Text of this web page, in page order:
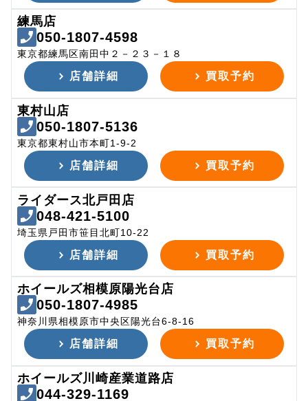
練馬店
050-1807-4598
東京都練馬区南田中２－２３－１８
店舗詳細 買取予約
東村山店
050-1807-5136
東京都東村山市本町1-9-2
店舗詳細 買取予約
ライダース北戸田店
048-421-5100
埼玉県戸田市笹目北町10-22
店舗詳細 買取予約
ホイールズ相模原陽光台店
050-1807-4985
神奈川県相模原市中央区陽光台6-8-16
店舗詳細 買取予約
ホイールズ川崎産業道路店
044-329-1169